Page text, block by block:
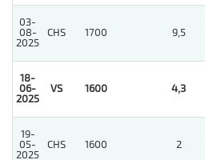
03-
08-
2025
CHS 1700 9,5
18-
06-
2025
VS 1600 4,3
19-
05-
2025
CHS 1600 2